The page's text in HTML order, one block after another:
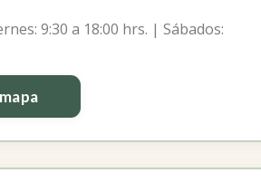
9:30 a 18:00 hrs. | Sábados: